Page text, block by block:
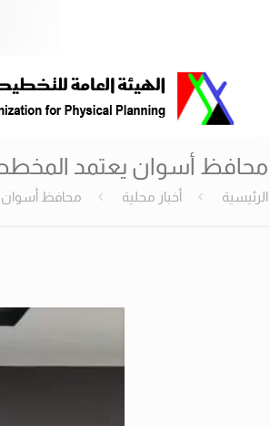
محافظ أسوان يعتمد المخطط
الرئيسية أخبار محلية محافظ أسوان